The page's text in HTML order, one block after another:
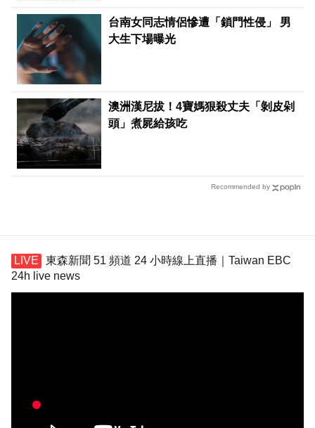
台南女同志情侶慘遭「鎖門性侵」 男
大生下場曝光
澳洲漢尼拔！4寶媽狠殺丈夫「剝皮剁
頭」煮屍給孩吃
Recommended by
東森新聞 51 頻道 24 小時線上直播｜Taiwan EBC
24h live news